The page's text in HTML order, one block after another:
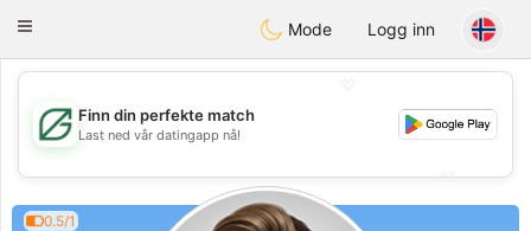
GulfDating
Toggle
Mode Logg inn
💖
💕
💕
Finn din perfekte match
Last ned vår datingapp nå!
0.5/1